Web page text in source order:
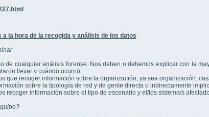
a la hora de la recogida y análisis de los datos
de cualquier análisis forense. Nos deben o debemos explicar con la
llevar y cuándo ocurrió.
que recoger información sobre la organización, ya sea organización,
sobre la tipología de red y de gente directa o indirectamente
recoger información sobre el tipo de escenario y el/los sistema/s